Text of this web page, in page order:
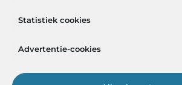
Statistiek cookies
Advertentie-cookies
Onze informatie